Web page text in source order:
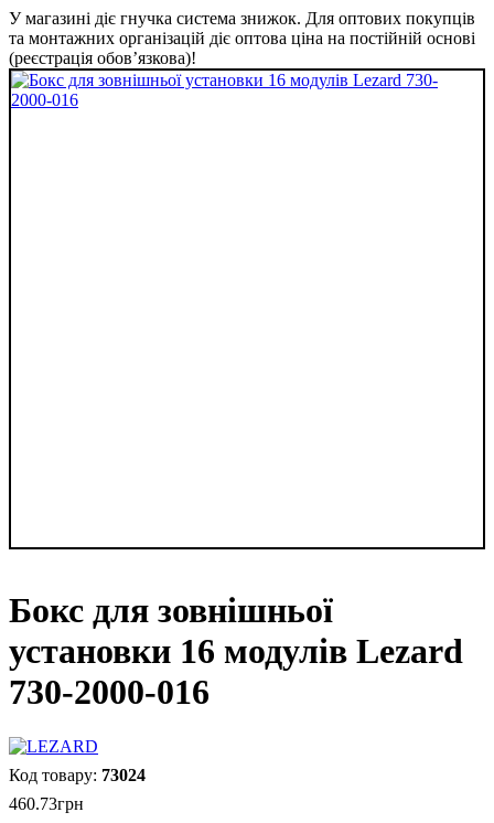
У магазині діє гнучка система знижок. Для оптових покупців
та монтажних організацій діє оптова ціна на постійній основі
(реєстрація обов’язкова)!
Бокс для зовнішньої
установки 16 модулів Lezard
730-2000-016
73024
460.73грн